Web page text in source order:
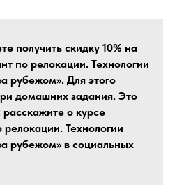
получить скидку 10% на
по релокации. Технологии
рубежом». Для этого
домашних задания. Это
о курсе
релокации. Технологии
рубежом» в социальных